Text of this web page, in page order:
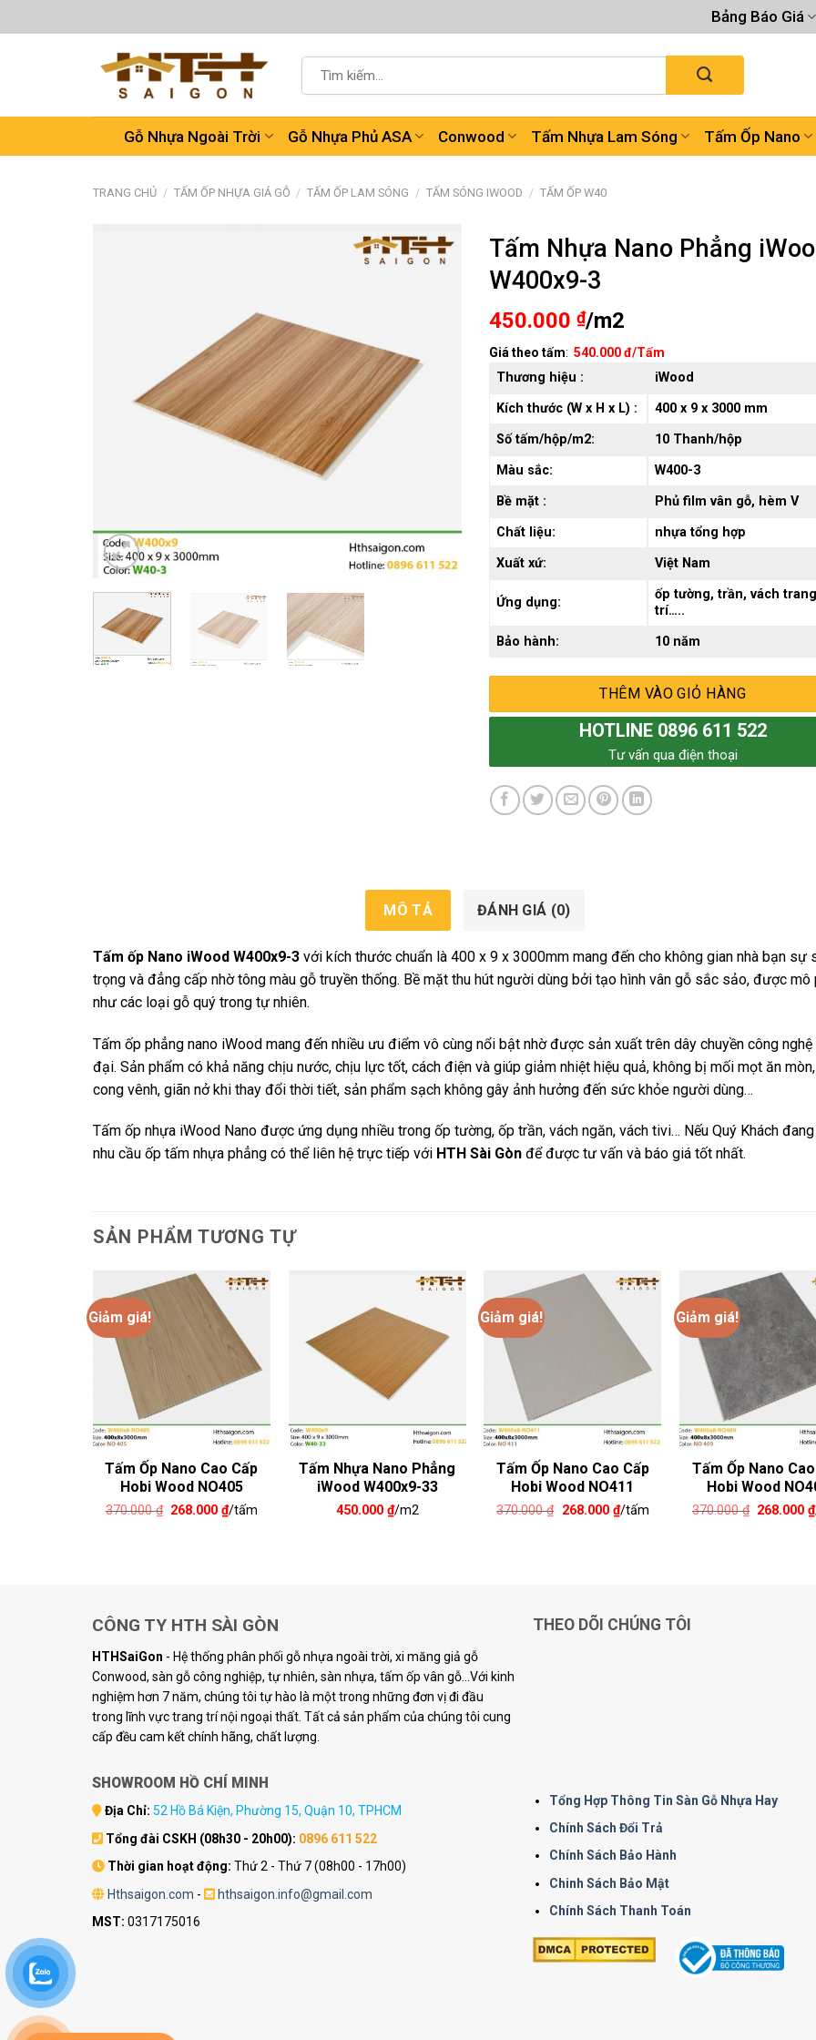
đến
Bảng Báo Giá
kiếm:
Gỗ Nhựa Ngoài Trời Gỗ Nhựa Phủ ASA Conwood Tấm Nhựa Lam Sóng Tấm Ốp Nano
TRANG CHỦ / TẤM ỐP NHỰA GIẢ GỖ / TẤM ỐP LAM SÓNG / TẤM SÓNG IWOOD / TẤM ỐP W40
Tấm Nhựa Nano Phẳng
W400x9-3
450.000 ₫/m2
Giá theo tấm: 540.000 đ/Tấm
Thương hiệu :
iWood
Kích thước (W x H x L) :
400 x 9 x 3000 mm
Số tấm/hộp/m2:
10 Thanh/hộp
Màu sắc:
W400-3
Bề mặt :
Phủ film vân gỗ, hèm V
Chất liệu:
nhựa tổng hợp
Xuất xứ:
Việt Nam
Ứng dụng:
ốp tường, trần, vách trang
trí…..
Bảo hành:
10 năm
THÊM VÀO GIỎ HÀNG
HOTLINE 0896 611 522
Tư vấn qua điện thoại
MÔ TẢ ĐÁNH GIÁ (0)
Tấm ốp Nano iWood W400x9-3 với kích thước chuẩn là 400 x 9 x 3000mm mang đến cho không gian nhà bạn sự
trọng và đẳng cấp nhờ tông màu gỗ truyền thống. Bề mặt thu hút người dùng bởi tạo hình vân gỗ sắc sảo, được mô
như các loại gỗ quý trong tự nhiên.
Tấm ốp phẳng nano iWood mang đến nhiều ưu điểm vô cùng nổi bật nhờ được sản xuất trên dây chuyền công nghệ
đại. Sản phẩm có khả năng chịu nước, chịu lực tốt, cách điện và giúp giảm nhiệt hiệu quả, không bị mối mọt ăn
cong vênh, giãn nở khi thay đổi thời tiết, sản phẩm sạch không gây ảnh hưởng đến sức khỏe người dùng…
Tấm ốp nhựa iWood Nano được ứng dụng nhiều trong ốp tường, ốp trần, vách ngăn, vách tivi… Nếu Quý Khách
nhu cầu ốp tấm nhựa phẳng có thể liên hệ trực tiếp với HTH Sài Gòn để được tư vấn và báo giá tốt nhất.
SẢN PHẨM TƯƠNG TỰ
Giảm giá!
Tấm Ốp Nano Cao Cấp
Hobi Wood NO405
370.000₫ Giá
268.000₫Giá
hiện
/tấm
Tấm Nhựa Nano Phẳng
iWood W400x9-33
450.000 ₫/m2
Giảm giá!
Tấm Ốp Nano Cao Cấp
Hobi Wood NO411
370.000₫ Giá
268.000 ₫Giá
hiện
/tấm
Giảm giá!
Tấm Ốp Nano
Hobi Wood
370.000₫ Giá
268.000₫
CÔNG TY HTH SÀI GÒN
HTHSaiGon - Hệ thống phân phối gỗ nhựa ngoài trời, xi măng giả gỗ
Conwood, sàn gỗ công nghiệp, tự nhiên, sàn nhựa, tấm ốp vân gỗ...Với kinh
nghiệm hơn 7 năm, chúng tôi tự hào là một trong những đơn vị đi đầu
trong lĩnh vực trang trí nội ngoại thất. Tất cả sản phẩm của chúng tôi cung
cấp đều cam kết chính hãng, chất lượng.
SHOWROOM HỒ CHÍ MINH
Địa Chỉ: 52 Hồ Bá Kiện, Phường 15, Quận 10, TPHCM
Tổng đài CSKH (08h30 - 20h00): 0896 611 522
Thời gian hoạt động: Thứ 2 - Thứ 7 (08h00 - 17h00)
Hthsaigon.com -
hthsaigon.info@gmail.com
MST: 0317175016
THEO DÕI CHÚNG TÔI
Tổng Hợp Thông Tin Sàn Gỗ Nhựa Hay
Chính Sách Đổi Trả
Chính Sách Bảo Hành
Chinh Sách Bảo Mật
Chính Sách Thanh Toán